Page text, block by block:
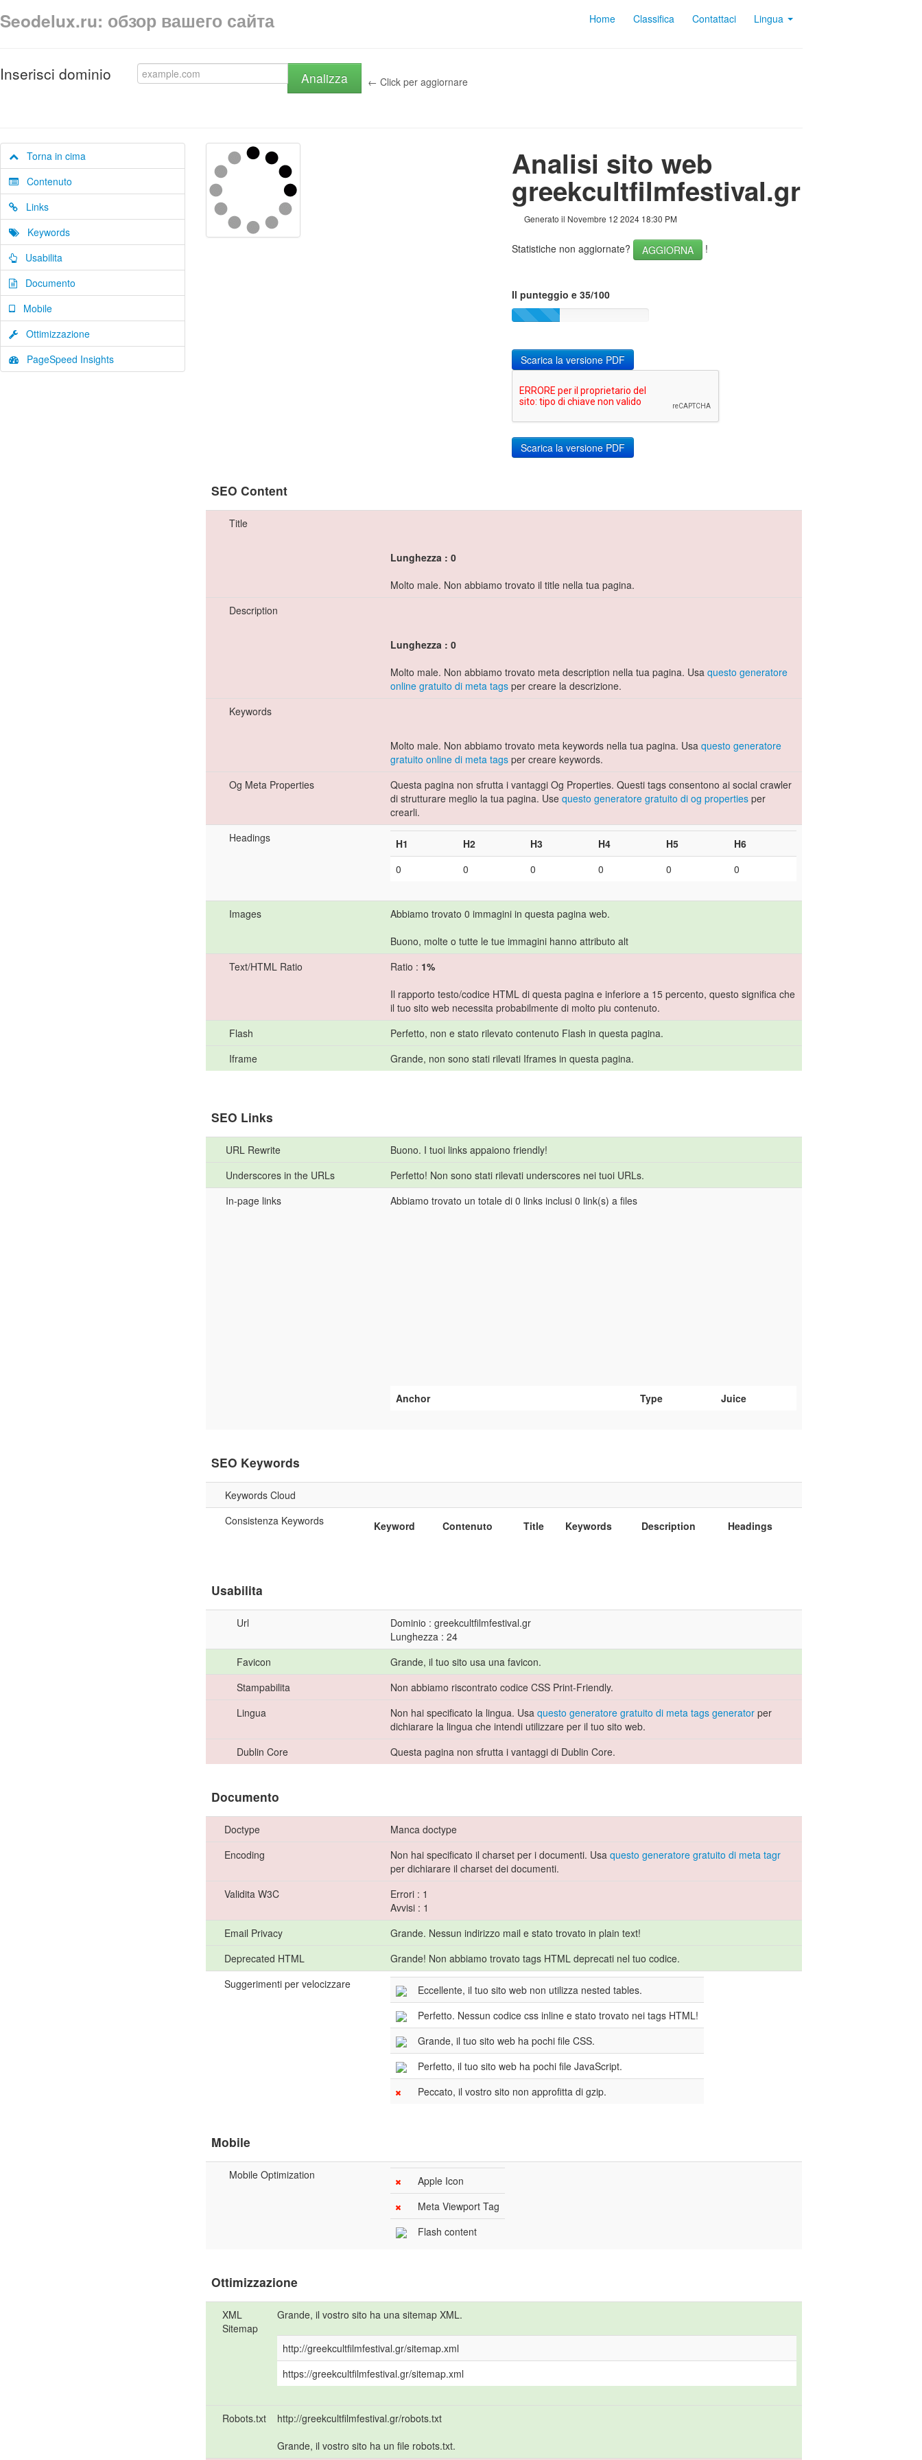
Home Classifica Contattaci Lingua
Seodelux.ru: обзор вашего сайта
Inserisci dominio Analizza ← Click per aggiornare
Torna in cima
Contenuto
Links
Keywords
Usabilita
Documento
Mobile
Ottimizzazione
PageSpeed Insights
Analisi sito web
greekcultfilmfestival.gr
Generato il Novembre 12 2024 18:30 PM
Statistiche non aggiornate? AGGIORNA !
Il punteggio e 35/100
Scarica la versione PDF
SEO Content
Title
Lunghezza : 0
Molto male. Non abbiamo trovato il title nella tua pagina.
Description
Lunghezza : 0
Molto male. Non abbiamo trovato meta description nella tua pagina. Usa questo generatore
online gratuito di meta tags per creare la descrizione.
Keywords
Molto male. Non abbiamo trovato meta keywords nella tua pagina. Usa questo generatore
gratuito online di meta tags per creare keywords.
Og Meta Properties
Questa pagina non sfrutta i vantaggi Og Properties. Questi tags consentono ai social crawler
di strutturare meglio la tua pagina. Use questo generatore gratuito di og properties per
crearli.
Headings
H1 H2 H3 H4 H5
H6
0
0 0 0 0 0
Images
Abbiamo trovato 0 immagini in questa pagina web.
Buono, molte o tutte le tue immagini hanno attributo alt
Text/HTML Ratio
Ratio : 1%
Il rapporto testo/codice HTML di questa pagina e inferiore a 15 percento, questo significa che
il tuo sito web necessita probabilmente di molto piu contenuto.
Flash
Perfetto, non e stato rilevato contenuto Flash in questa pagina.
Iframe
Grande, non sono stati rilevati Iframes in questa pagina.
SEO Links
URL Rewrite
Buono. I tuoi links appaiono friendly!
Underscores in the URLs
Perfetto! Non sono stati rilevati underscores nei tuoi URLs.
In-page links
Abbiamo trovato un totale di 0 links inclusi 0 link(s) a files
Anchor Type Juice
SEO Keywords
Keywords Cloud
Consistenza Keywords
Keyword Contenuto Title Keywords Description Headings
Usabilita
Url
Dominio : greekcultfilmfestival.gr
Lunghezza : 24
Favicon
Grande, il tuo sito usa una favicon.
Stampabilita
Non abbiamo riscontrato codice CSS Print-Friendly.
Lingua
Non hai specificato la lingua. Usa questo generatore gratuito di meta tags generator per
dichiarare la lingua che intendi utilizzare per il tuo sito web.
Dublin Core
Questa pagina non sfrutta i vantaggi di Dublin Core.
Documento
Doctype
Manca doctype
Encoding
Non hai specificato il charset per i documenti. Usa questo generatore gratuito di meta tagr
per dichiarare il charset dei documenti.
Validita W3C
Errori : 1
Avvisi : 1
Email Privacy
Grande. Nessun indirizzo mail e stato trovato in plain text!
Deprecated HTML
Grande! Non abbiamo trovato tags HTML deprecati nel tuo codice.
Suggerimenti per velocizzare
Eccellente, il tuo sito web non utilizza nested tables.
Perfetto. Nessun codice css inline e stato trovato nei tags HTML!
Grande, il tuo sito web ha pochi file CSS.
Perfetto, il tuo sito web ha pochi file JavaScript.
Peccato, il vostro sito non approfitta di gzip.
Mobile
Mobile Optimization
Apple Icon
Meta Viewport Tag
Flash content
Ottimizzazione
XML
Sitemap
Grande, il vostro sito ha una sitemap XML.
http://greekcultfilmfestival.gr/sitemap.xml
https://greekcultfilmfestival.gr/sitemap.xml
Robots.txt
http://greekcultfilmfestival.gr/robots.txt
Grande, il vostro sito ha un file robots.txt.